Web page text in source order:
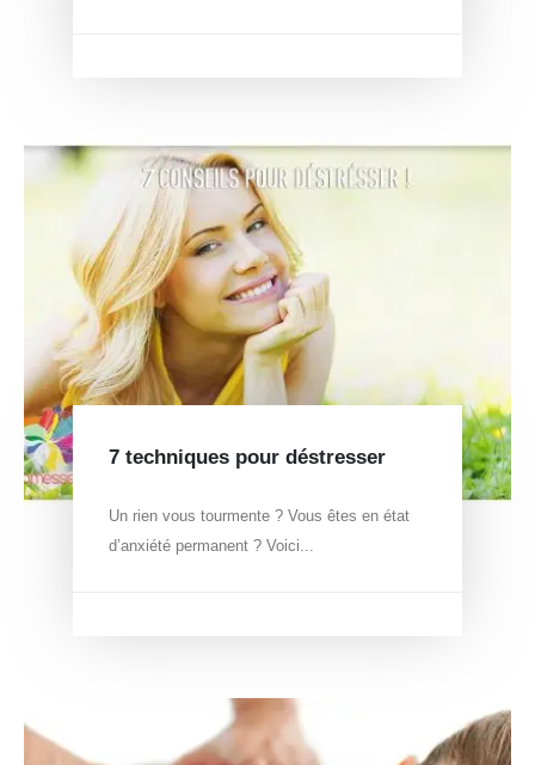
7 techniques pour déstresser
Un rien vous tourmente ? Vous êtes en état
d’anxiété permanent ? Voici...